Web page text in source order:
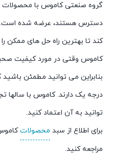
گروه صنعتی کاموس با محصولات
دسترس هستند، عرضه شده است.
کند تا بهترین راه حل های ممکن را
کاموس وقتی در مورد کیفیت
بنابراین می توانید مطمئن
درجه یک دارند. کاموس با سالها
توانید به آن اعتماد کنید.
برای اطلاع از سبد محصولات
مراجعه کنید.